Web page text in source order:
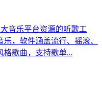
音乐平台资源的听歌工
，软件涵盖流行、摇滚、
格歌曲，支持歌单...